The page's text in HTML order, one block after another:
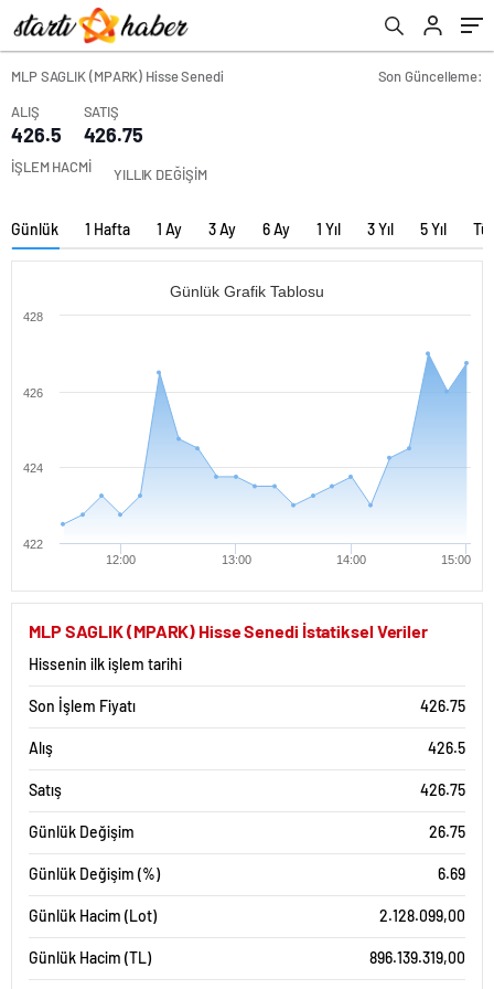
MLP SAGLIK (MPARK) Hisse Senedi
Son Güncelleme:
ALIŞ
426.5
SATIŞ
426.75
İŞLEM HACMİ YILLIK DEĞİŞİM
Günlük 1 Hafta 1 Ay 3 Ay 6 Ay 1 Yıl 3 Yıl 5 Yıl
Günlük Grafik Tablosu
12:00 13:00 14:00 15:00
422
424
426
428
MLP SAGLIK (MPARK) Hisse Senedi İstatiksel Veriler
Hissenin ilk işlem tarihi
Son İşlem Fiyatı 426.75
Alış 426.5
Satış 426.75
Günlük Değişim 26.75
Günlük Değişim (%) 6.69
Günlük Hacim (Lot) 2.128.099,00
Günlük Hacim (TL) 896.139.319,00